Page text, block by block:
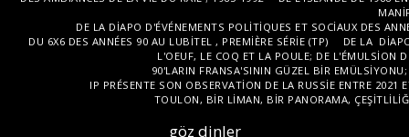
göz dinler
DE LA DIAPO D'ÉVÉNEMENTS POLITIQUES ET SOCIAUX DES
DU 6X6 DES ANNÉES 90 AU LUBITEL , PREMIÈRE SÉRIE (TP)
DE LA
L'OEUF, LE COQ ET LA POULE; DE L'ÉMULSION
90'LARIN FRANSA'SININ GÜZEL BIR
IP PRÉSENTE SON OBSERVATION DE LA RUSSIE ENTRE 2021
TOULON, BIR LIMAN, BIR PANORAMA,